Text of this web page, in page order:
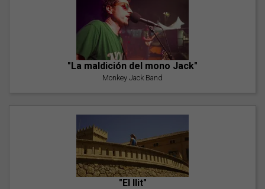
"La maldición del mono Jack"
Monkey Jack Band
"El llit"